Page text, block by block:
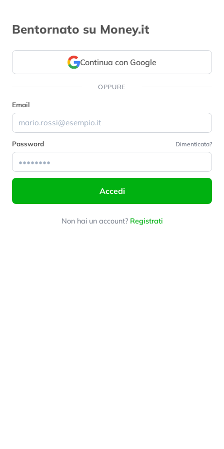
Bentornato su Money.it
Continua con Google
OPPURE
Email
Password Dimenticata?
Accedi
Non hai un account? Registrati